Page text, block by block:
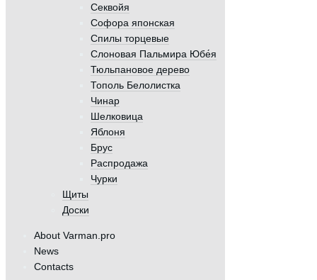
Секвойя
Софора японская
Спилы торцевые
Слоновая Пальмира Юбе́я
Тюльпановое дерево
Тополь Белолистка
Чинар
Шелковица
Яблоня
Брус
Распродажа
Чурки
Щиты
Доски
About Varman.pro
News
Contacts